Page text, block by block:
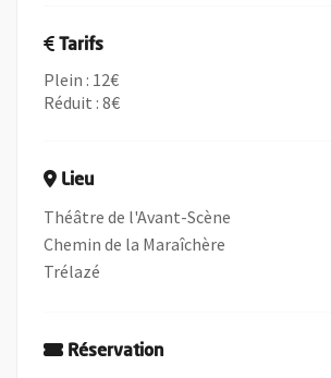
Tarifs
Plein : 12€
Réduit : 8€
Lieu
Théâtre de l'Avant-Scène
Chemin de la Maraîchère
Trélazé
Réservation